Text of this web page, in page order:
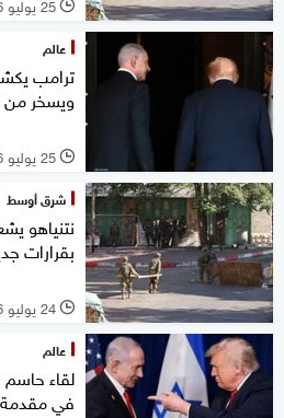
l
عالم
ترامب
ويسخر
l 25 يوليو 2026
شرق أوسط
نتنياهو
بقرارات
l 24 يوليو 2026
عالم
لقاء حاسم
في مقدمة